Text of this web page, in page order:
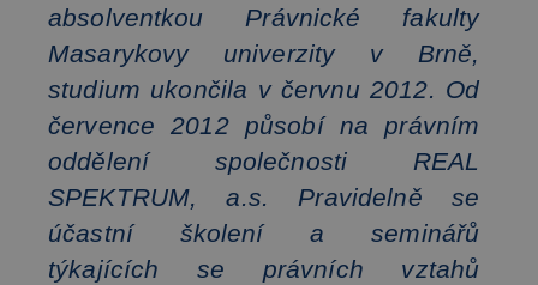
absolventkou Právnické fakulty
Masarykovy univerzity v Brně,
studium ukončila v červnu 2012. Od
července 2012 působí na právním
oddělení společnosti REAL
SPEKTRUM, a.s. Pravidelně se
účastní školení a seminářů
týkajících se právních vztahů